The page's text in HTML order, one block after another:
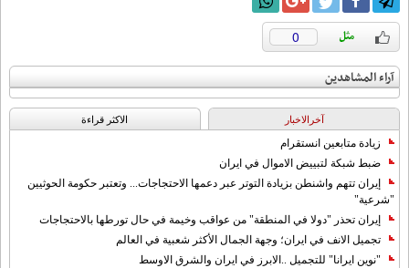
0
آراء المشاهدين
آخرالاخبار الاکثر قراءة
زيادة متابعين انستقرام
ضبط شبكة لتبييض الاموال في ايران
إيران تتهم واشنطن بزيادة التوتر عبر دعمها الاحتجاجات... وتعتبر حكومة الحوثيين
"شرعية"
إيران تحذر "دولا في المنطقة" من عواقب وخيمة في حال تورطها بالاحتجاجات
تجميل الانف في ايران؛ وجهة الجمال الأكثر شعبية في العالم
"نوين ايرانا" للتجميل ..الابرز في ايران والشرق الاوسط